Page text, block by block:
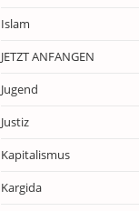
Islam
JETZT ANFANGEN
Jugend
Justiz
Kapitalismus
Kargida